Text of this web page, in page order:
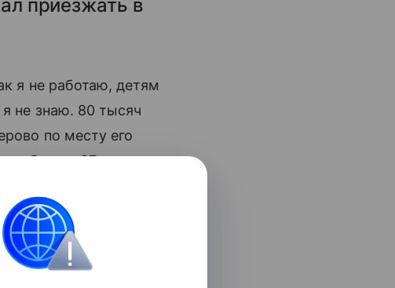
приезжать в
я не работаю, детям
не знаю. 80 тысяч
по месту его
27-летняя